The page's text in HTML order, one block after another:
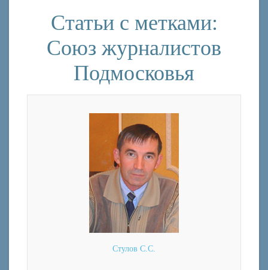
Статьи с метками:
Союз журналистов
Подмосковья
Стулов С.С.